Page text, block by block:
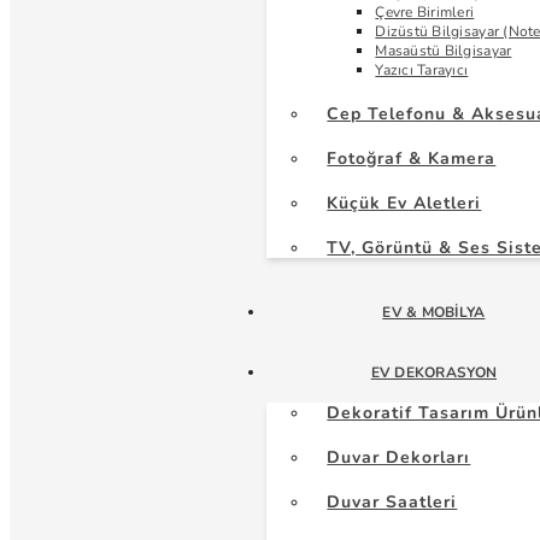
Çevre Birimleri
Dizüstü Bilgisayar
Masaüstü Bilgisayar
Yazıcı Tarayıcı
Cep Telefonu &
Fotoğraf & Kamera
Küçük Ev Aletleri
TV, Görüntü & Ses
EV & MOBILYA
EV DEKORASYON
Dekoratif Tasarım
Duvar Dekorları
Duvar Saatleri